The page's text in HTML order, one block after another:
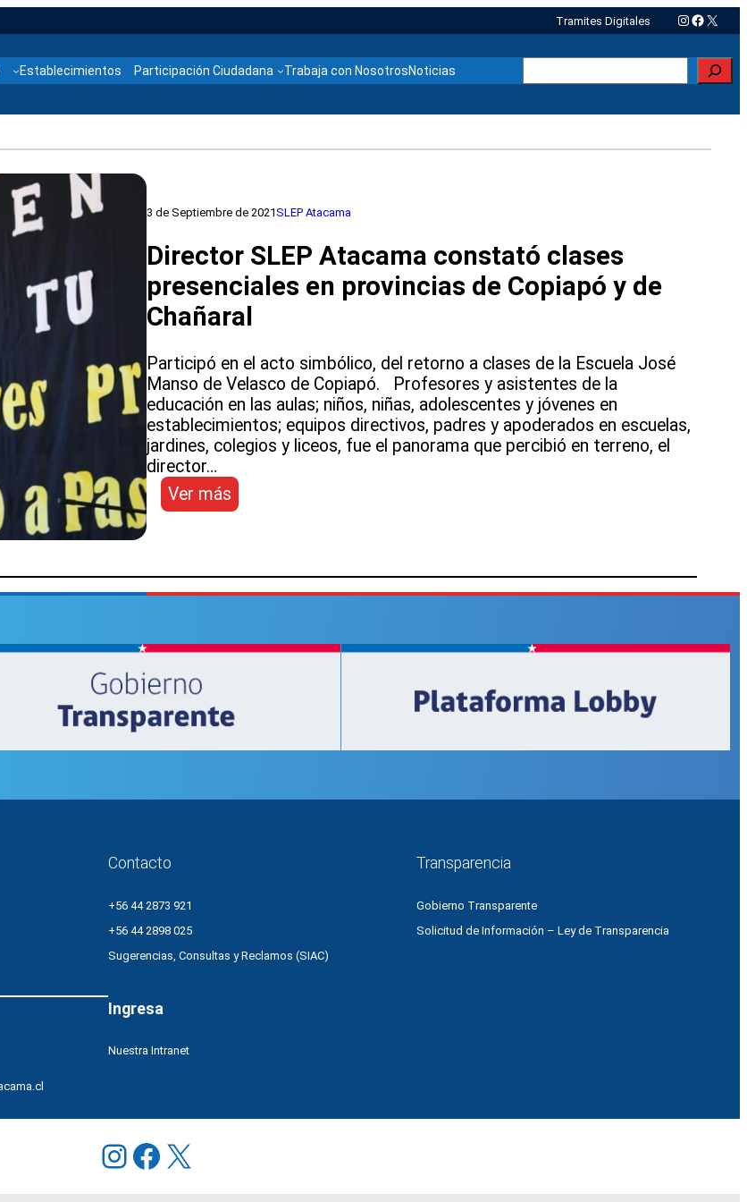
Tramites Digitales Instagram
X
Establecimientos Participación Ciudadana Trabaja con NosotrosNoticias
3 de Septiembre de 2021SLEP Atacama
Director SLEP Atacama constató clases
presenciales en provincias de Copiapó y de
Chañaral
Participó en el acto simbólico, del retorno a clases de la Escuela José
Manso de Velasco de Copiapó. Profesores y asistentes de la
educación en las aulas; niños, niñas, adolescentes y jóvenes en
establecimientos; equipos directivos, padres y apoderados en escuelas,
jardines, colegios y liceos, fue el panorama que percibió en terreno, el
director…
Ver más
Director
constató
clases
provincias
y
Contacto
+56 44 2873 921
+56 44 2898 025
Sugerencias, Consultas y Reclamos (SIAC)
Ingresa
Nuestra Intranet
Transparencia
Gobierno Transparente
Solicitud de Información – Ley de Transparencia
Instagram
Facebook
X